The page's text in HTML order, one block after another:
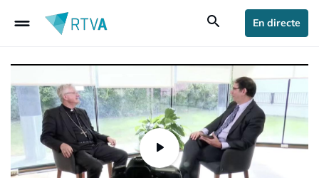
drag_handle search En directe